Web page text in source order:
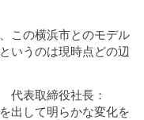
この横浜市とのモデル
いうのは現時点どの辺
表取締役社長：
出して明らかな変化を